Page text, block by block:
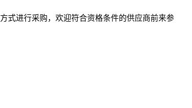
方式进行采购，欢迎符合资格条件的供应商前来参